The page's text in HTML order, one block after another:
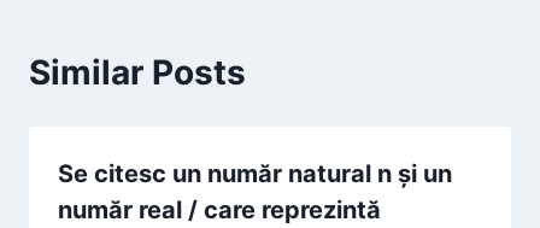
Similar Posts
Se citesc un număr natural n și un
număr real / care reprezintă